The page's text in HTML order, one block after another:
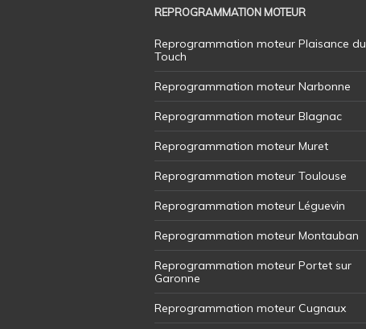
REPROGRAMMATION MOTEUR
Reprogrammation moteur Plaisance du
Touch
Reprogrammation moteur Narbonne
Reprogrammation moteur Blagnac
Reprogrammation moteur Muret
Reprogrammation moteur Toulouse
Reprogrammation moteur Léguevin
Reprogrammation moteur Montauban
Reprogrammation moteur Portet sur
Garonne
Reprogrammation moteur Cugnaux